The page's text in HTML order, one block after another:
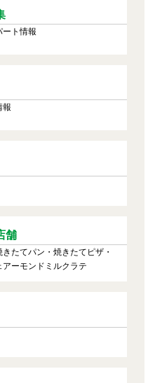
ート情報
報
舗
たてパン・焼きたてピザ・
ーモンドミルクラテ